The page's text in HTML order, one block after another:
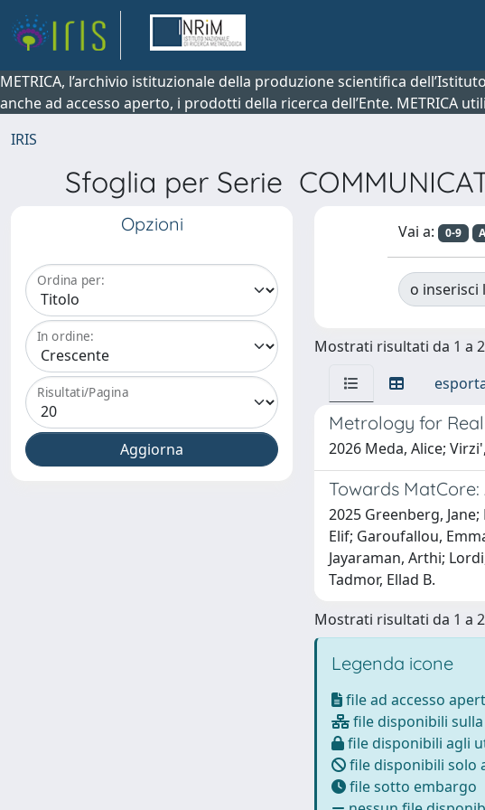
METRICA, l’archivio istituzionale della produzione scientifica
anche ad accesso aperto, i prodotti della ricerca dell’Ente. METRICA
IRIS
Sfoglia per Serie
Opzioni
Ordina per:
In ordine:
Risultati/Pagina
Vai a: 0-9 A
o inserisci
Mostrati risultati da 1 a
Metrology for
2026 Meda, Alice;
Towards
2025 Greenberg,
Elif; Garoufallou,
Jayaraman, Arthi;
Tadmor, Ellad B.
Mostrati risultati da 1 a
Legenda icone
file ad accesso
file disponibili
file disponibili agli
file disponibili solo
file sotto embargo